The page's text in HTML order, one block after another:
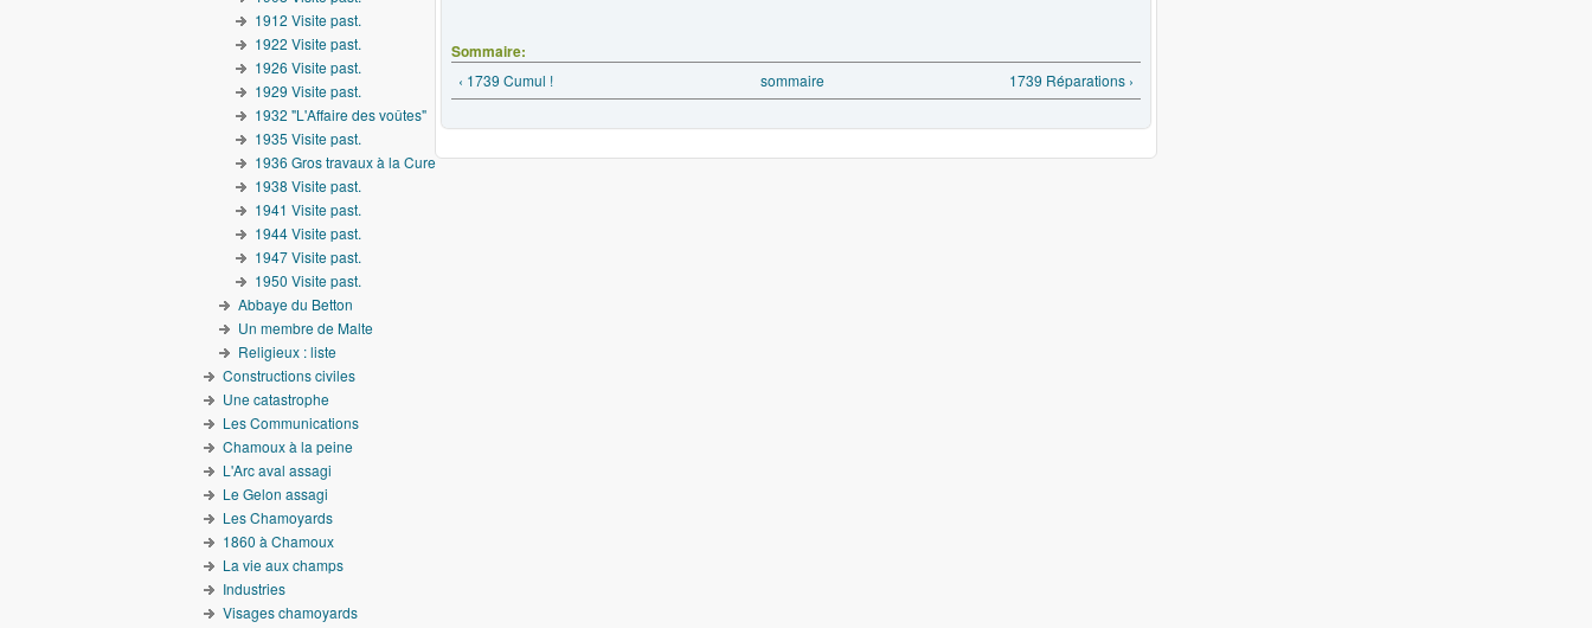
Sommaire:
‹ 1739 Cumul ! sommaire 1739 Réparations ›
1912 Visite past.
1922 Visite past.
1926 Visite past.
1929 Visite past.
1932 "L'Affaire des voûtes"
1935 Visite past.
1936 Gros travaux à la Cure
1938 Visite past.
1941 Visite past.
1944 Visite past.
1947 Visite past.
1950 Visite past.
Abbaye du Betton
Un membre de Malte
Religieux : liste
Constructions civiles
Une catastrophe
Les Communications
Chamoux à la peine
L'Arc aval assagi
Le Gelon assagi
Les Chamoyards
1860 à Chamoux
La vie aux champs
Industries
Visages chamoyards